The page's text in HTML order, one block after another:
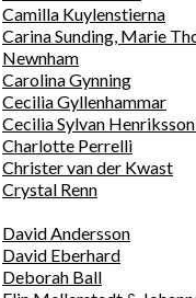
Camilla Kuylenstierna
Carina Sunding, Marie
Newnham
Carolina Gynning
Cecilia Gyllenhammar
Cecilia Sylvan
Charlotte Perrelli
Christer van der Kwast
Crystal Renn
David Andersson
David Eberhard
Deborah Ball